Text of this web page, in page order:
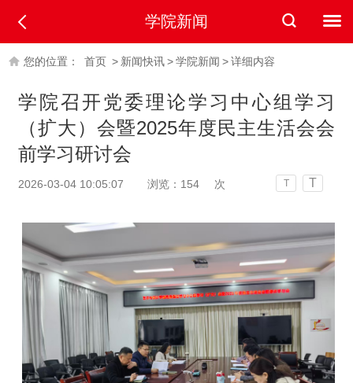
学院新闻
您的位置： 首页 > 新闻快讯>学院新闻 >详细内容
学院召开党委理论学习中心组学习
（扩大）会暨2025年度民主生活会会
前学习研讨会
2026-03-04 10:05:07 浏览： 154 次 T T